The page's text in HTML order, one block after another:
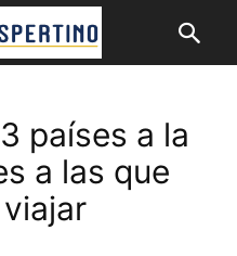
países a la
a las que